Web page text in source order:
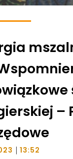
–
| 13:52